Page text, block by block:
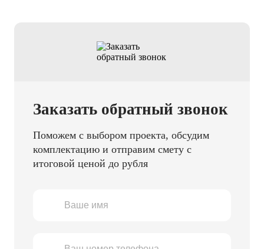
Заказать обратный звонок
Поможем с выбором проекта, обсудим
комплектацию и отправим смету с
итоговой ценой до рубля